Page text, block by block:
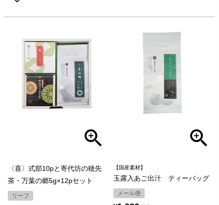
〈喜〉式部10pと寄代坊の穂先
茶・万葉の郷5g×12pセット
リーフ
【国産素材】
玉露入あご出汁 ティーバッグ
メール便